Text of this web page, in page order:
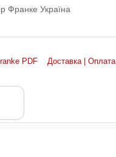
Франке Україна
PDF Доставка | Оплата